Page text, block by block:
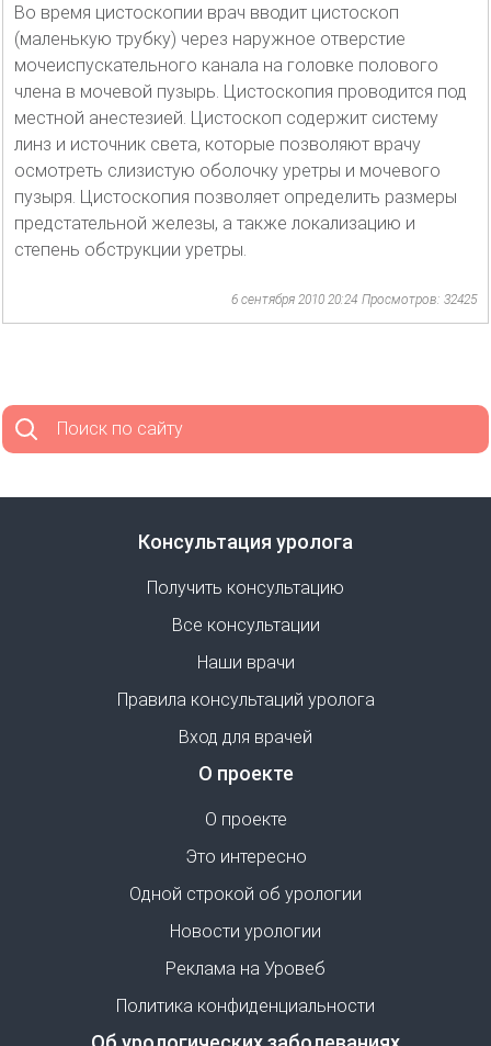
Во время цистоскопии врач вводит цистоскоп
(маленькую трубку) через наружное отверстие
мочеиспускательного канала на головке полового
члена в мочевой пузырь. Цистоскопия проводится под
местной анестезией. Цистоскоп содержит систему
линз и источник света, которые позволяют врачу
осмотреть слизистую оболочку уретры и мочевого
пузыря. Цистоскопия позволяет определить размеры
предстательной железы, а также локализацию и
степень обструкции уретры.
6 сентября 2010 20:24 Просмотров: 32425
Поиск по сайту
Консультация уролога
Получить консультацию
Все консультации
Наши врачи
Правила консультаций уролога
Вход для врачей
О проекте
О проекте
Это интересно
Одной строкой об урологии
Новости урологии
Реклама на Уровеб
Политика конфиденциальности